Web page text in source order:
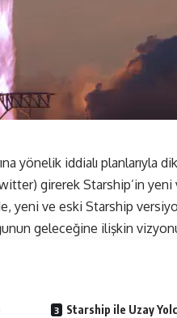
yönelik iddialı planlarıyla
girerek Starship’in yeni
yeni ve eski Starship
geleceğine ilişkin
Starship ile Uzay